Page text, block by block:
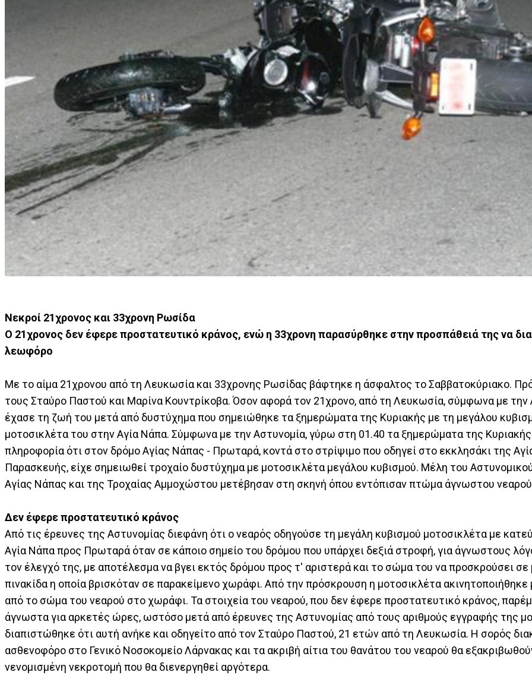
Νεκροί 21χρονος και 33χρονη Ρωσίδα
Ο 21χρονος δεν έφερε προστατευτικό κράνος, ενώ η 33χρονη παρασύρθηκε στην προσπάθειά της να
λεωφόρο
Με το αίμα 21χρονου από τη Λευκωσία και 33χρονης Ρωσίδας βάφτηκε η άσφαλτος το Σαββατοκύριακο.
τους Σταύρο Παστού και Μαρίνα Κουντρίκοβα. Όσον αφορά τον 21χρονο, από τη Λευκωσία, σύμφωνα με την
έχασε τη ζωή του μετά από δυστύχημα που σημειώθηκε τα ξημερώματα της Κυριακής με τη μεγάλου
μοτοσικλέτα του στην Αγία Νάπα. Σύμφωνα με την Αστυνομία, γύρω στη 01.40 τα ξημερώματα της
πληροφορία ότι στον δρόμο Αγίας Νάπας - Πρωταρά, κοντά στο στρίψιμο που οδηγεί στο εκκλησάκι της
Παρασκευής, είχε σημειωθεί τροχαίο δυστύχημα με μοτοσικλέτα μεγάλου κυβισμού. Μέλη του
Αγίας Νάπας και της Τροχαίας Αμμοχώστου μετέβησαν στη σκηνή όπου εντόπισαν πτώμα άγνωστου
Δεν έφερε προστατευτικό κράνος
Από τις έρευνες της Αστυνομίας διεφάνη ότι ο νεαρός οδηγούσε τη μεγάλη κυβισμού μοτοσικλέτα με
Αγία Νάπα προς Πρωταρά όταν σε κάποιο σημείο του δρόμου που υπάρχει δεξιά στροφή, για άγνωστους
τον έλεγχό της, με αποτέλεσμα να βγει εκτός δρόμου προς τ' αριστερά και το σώμα του να προσκρούσει σε
πινακίδα η οποία βρισκόταν σε παρακείμενο χωράφι. Από την πρόσκρουση η μοτοσικλέτα ακινητοποιήθηκε
από το σώμα του νεαρού στο χωράφι. Τα στοιχεία του νεαρού, που δεν έφερε προστατευτικό κράνος,
άγνωστα για αρκετές ώρες, ωστόσο μετά από έρευνες της Αστυνομίας από τους αριθμούς εγγραφής της
διαπιστώθηκε ότι αυτή ανήκε και οδηγείτο από τον Σταύρο Παστού, 21 ετών από τη Λευκωσία. Η σορός
ασθενοφόρο στο Γενικό Νοσοκομείο Λάρνακας και τα ακριβή αίτια του θανάτου του νεαρού θα
νενομισμένη νεκροτομή που θα διενεργηθεί αργότερα.